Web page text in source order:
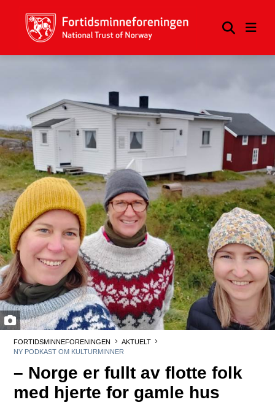
FORTIDSMINNEFORENINGEN
AKTUELT
NY PODKAST OM KULTURMINNER
– Norge er fullt av flotte folk
med hjerte for gamle hus